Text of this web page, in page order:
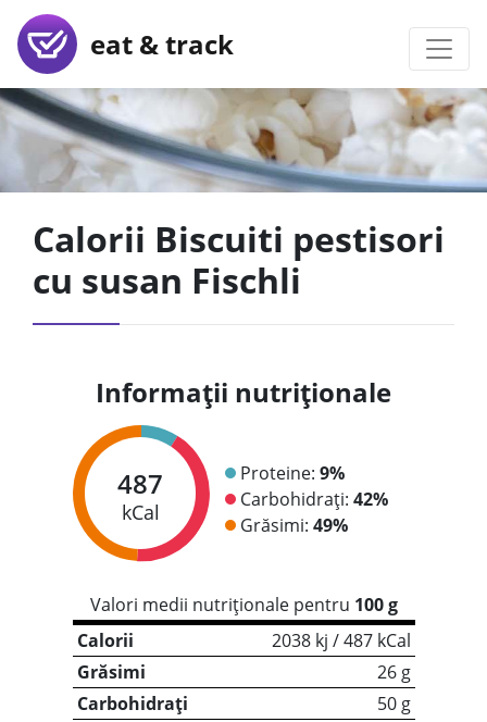
eat & track
Calorii Biscuiti pestisori
cu susan Fischli
Informații nutriționale
487
kCal
Proteine: 9%
Carbohidrați: 42%
Grăsimi: 49%
Valori medii nutriționale pentru 100 g
Calorii
2038 kj / 487 kCal
Grăsimi
26 g
Carbohidrați
50 g